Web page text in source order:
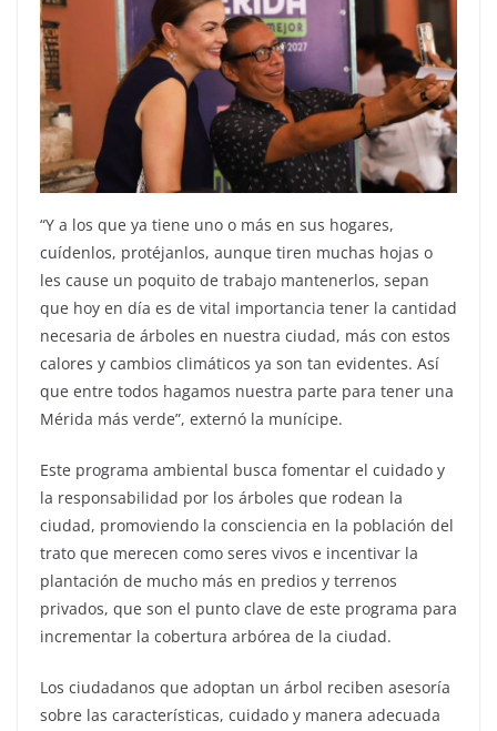
“Y a los que ya tiene uno o más en sus hogares,
cuídenlos, protéjanlos, aunque tiren muchas hojas o
les cause un poquito de trabajo mantenerlos, sepan
que hoy en día es de vital importancia tener la cantidad
necesaria de árboles en nuestra ciudad, más con estos
calores y cambios climáticos ya son tan evidentes. Así
que entre todos hagamos nuestra parte para tener una
Mérida más verde”, externó la munícipe.
Este programa ambiental busca fomentar el cuidado y
la responsabilidad por los árboles que rodean la
ciudad, promoviendo la consciencia en la población del
trato que merecen como seres vivos e incentivar la
plantación de mucho más en predios y terrenos
privados, que son el punto clave de este programa para
incrementar la cobertura arbórea de la ciudad.
Los ciudadanos que adoptan un árbol reciben asesoría
sobre las características, cuidado y manera adecuada